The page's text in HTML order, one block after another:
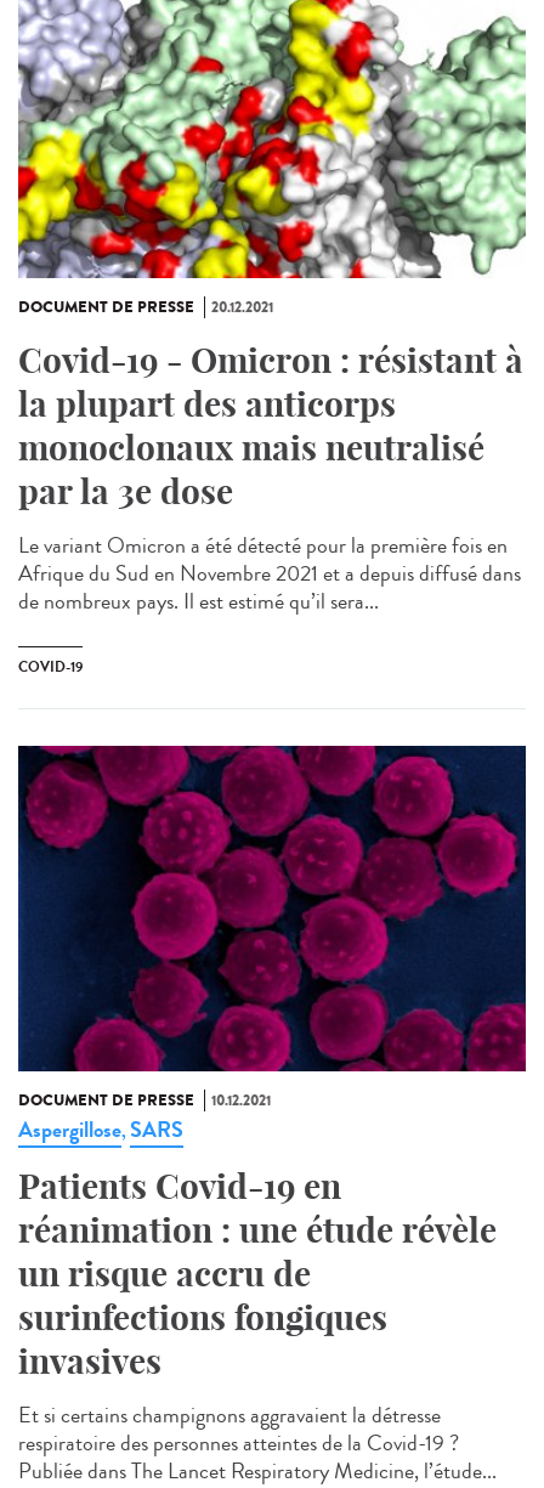
DOCUMENT DE PRESSE 20.12.2021
Covid-19 - Omicron : résistant à
la plupart des anticorps
monoclonaux mais neutralisé
par la 3e dose
Le variant Omicron a été détecté pour la première fois en
Afrique du Sud en Novembre 2021 et a depuis diffusé dans
de nombreux pays. Il est estimé qu’il sera...
COVID-19
DOCUMENT DE PRESSE 10.12.2021
Aspergillose,SARS
Patients Covid-19 en
réanimation : une étude révèle
un risque accru de
surinfections fongiques
invasives
Et si certains champignons aggravaient la détresse
respiratoire des personnes atteintes de la Covid-19 ?
Publiée dans The Lancet Respiratory Medicine, l’étude...